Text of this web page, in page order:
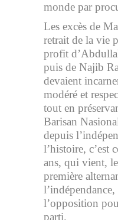
monde par
Les excès de
retrait de la vie
profit
puis de Najib
devaient
modéré et
tout en
Barisan
depuis
l’histoire, c’est
ans, qui vient,
première
l’opposition
parti.